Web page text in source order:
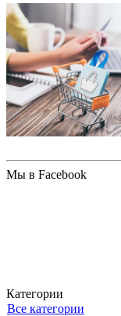
Мы в Facebook
Категории
Все категории